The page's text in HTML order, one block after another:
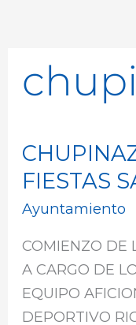
FIESTAS
Ayuntamiento
COMIENZO DE
A CARGO DE
EQUIPO
DEPORTIVO
CHUPINAZO
COMIENZO
FIESTAS
SAN
JUAN
2026